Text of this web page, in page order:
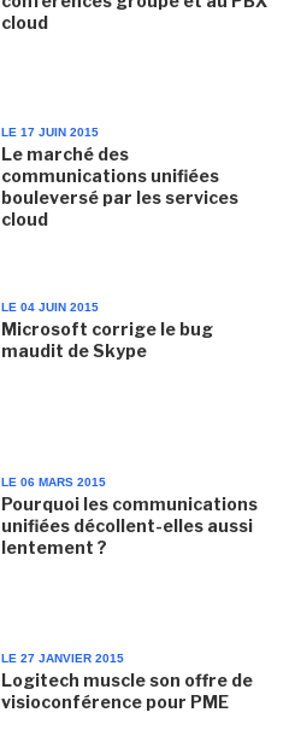
cloud
LE 17 JUIN 2015
Le marché des
communications unifiées
bouleversé par les services
cloud
LE 04 JUIN 2015
Microsoft corrige le bug
maudit de Skype
LE 06 MARS 2015
Pourquoi les communications
unifiées décollent-elles aussi
lentement ?
LE 27 JANVIER 2015
Logitech muscle son offre de
visioconférence pour PME